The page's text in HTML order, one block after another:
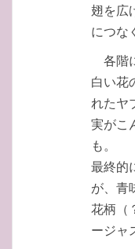
翅を広
につな
各階
白い花
れたヤ
実がこ
も。
最終的
が、青
花柄（
ージャ